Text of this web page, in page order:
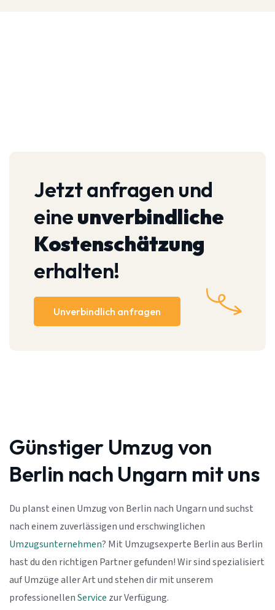
Jetzt anfragen und
eineunverbindliche
Kostenschätzung
erhalten!
Unverbindlich anfragen
Günstiger Umzug von
Berlin nach Ungarn mit uns
Du planst einen Umzug von Berlin nach Ungarn und suchst
nach einem zuverlässigen und erschwinglichen
Umzugsunternehmen? Mit Umzugsexperte Berlin aus Berlin
hast du den richtigen Partner gefunden! Wir sind spezialisiert
auf Umzüge aller Art und stehen dir mit unserem
professionellenService zur Verfügung.